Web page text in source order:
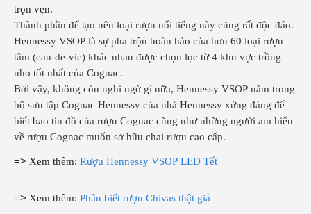
trọn vẹn.
Thành phần để tạo nên loại rượu nổi tiếng này cũng rất độc đáo.
Hennessy VSOP là sự pha trộn hoàn hảo của hơn 60 loại rượu
tâm (eau-de-vie) khác nhau được chọn lọc từ 4 khu vực trồng
nho tốt nhất của Cognac.
Bởi vậy, không còn nghi ngờ gì nữa, Hennessy VSOP nằm trong
bộ sưu tập Cognac Hennessy của nhà Hennessy xứng đáng để
biết bao tín đồ của rượu Cognac cũng như những người am hiểu
về rượu Cognac muốn sở hữu chai rượu cao cấp.
=> Xem thêm: Rượu Hennessy VSOP LED Tết
=> Xem thêm: Phân biết rượu Chivas thật giả